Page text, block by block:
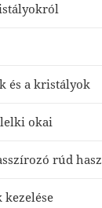
és a kristályok
lelki okai
rúd
kezelése